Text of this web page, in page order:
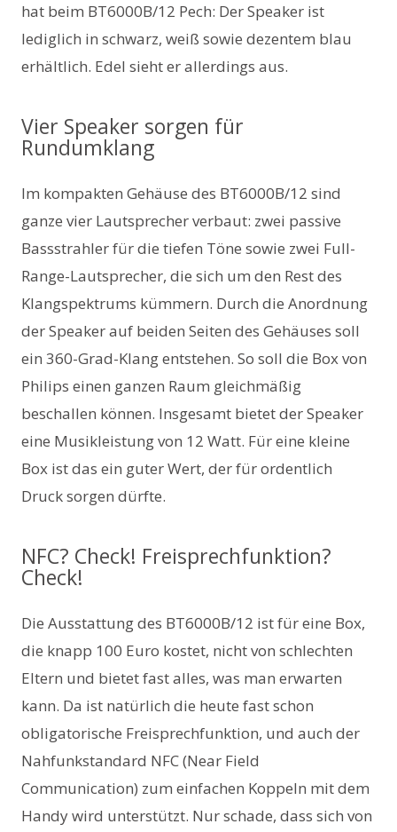
hat beim BT6000B/12 Pech: Der Speaker ist
lediglich in schwarz, weiß sowie dezentem blau
erhältlich. Edel sieht er allerdings aus.
Vier Speaker sorgen für
Rundumklang
Im kompakten Gehäuse des BT6000B/12 sind
ganze vier Lautsprecher verbaut: zwei passive
Bassstrahler für die tiefen Töne sowie zwei Full-
Range-Lautsprecher, die sich um den Rest des
Klangspektrums kümmern. Durch die Anordnung
der Speaker auf beiden Seiten des Gehäuses soll
ein 360-Grad-Klang entstehen. So soll die Box von
Philips einen ganzen Raum gleichmäßig
beschallen können. Insgesamt bietet der Speaker
eine Musikleistung von 12 Watt. Für eine kleine
Box ist das ein guter Wert, der für ordentlich
Druck sorgen dürfte.
NFC? Check! Freisprechfunktion?
Check!
Die Ausstattung des BT6000B/12 ist für eine Box,
die knapp 100 Euro kostet, nicht von schlechten
Eltern und bietet fast alles, was man erwarten
kann. Da ist natürlich die heute fast schon
obligatorische Freisprechfunktion, und auch der
Nahfunkstandard NFC (Near Field
Communication) zum einfachen Koppeln mit dem
Handy wird unterstützt. Nur schade, dass sich von